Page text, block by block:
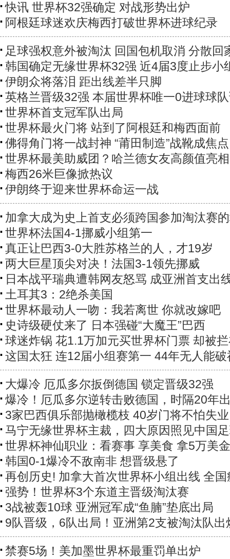
快讯 世界杯32强确定 对战形势出炉
阿根廷球迷欢庆梅西打破世界杯进球纪录
足球强权意外被淘汰 回国包机取消 分散回
韩国确定无缘世界杯32强 近4届3度止步小
伊朗众将落泪 距出线差半只脚
英格兰晋级32强 本届世界杯唯一0进球球
世界杯首支冠军队出局
世界杯最火门将 站到了阿根廷和梅西面前
佛得角门将一战封神 “莆田制造”战靴成焦点
世界杯最美助威团？哈兰德女友高颜值亮相
梅西26米巨像掀热议
伊朗终于迎来世界杯命运一战
加拿大成为史上首支必须跨国参加淘汰赛
世界杯法国4-1挪威小组第一
真正让巴西3-0大胜苏格兰的人，才19岁
两大巨星顶尖对决！法国3-1领先挪威
日本战平瑞典遭韩网友怒骂 成亚洲首支出
土耳其3：2绝杀美国
世界杯最动人一吻：我若离世 你就改嫁吧
史诗级硬仗来了 日本强碰“大魔王”巴西
球迷炸锅 花1.1万加元买世界杯门票 却被
这国太狂 连12届小组赛第一 44年无人能破
大爆冷 厄瓜多尔扳倒德国 锁定晋级32强
爆冷！厄瓜多尔逆转击败德国，时隔20年
3家巴西俱乐部抛橄榄枝 40岁门将不怕失
马宁无缘世界杯主裁，四大原因照见中国
世界杯神仙职业：看赛事 享美食 拿5万美
韩国0-1爆冷不敌南非 想晋级悬了
再创历史! 加拿大首次世界杯小组出线 全国
强势！世界杯3个东道主晋级淘汰赛
3战被轰10球 亚洲冠军成“鱼腩”垫底出局
9队晋级，6队出局！亚洲第2支被淘汰队出
禁赛5场！美加墨世界杯最重罚单出炉